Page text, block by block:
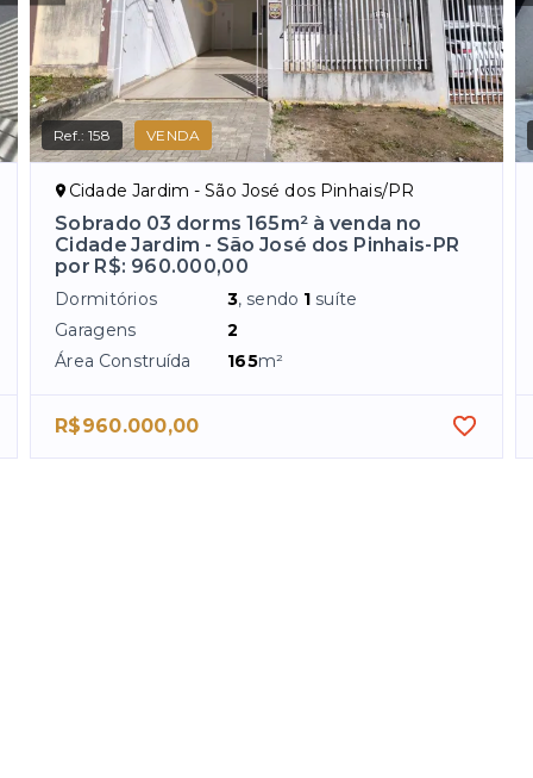
Ref.:158 VENDA
Cidade Jardim - São José dos Pinhais/PR
Sobrado 03 dorms 165m² à venda no
Cidade Jardim - São José dos Pinhais-PR
por R$: 960.000,00
Dormitórios 3, sendo 1 suíte
Garagens
2
Área Construída
165m²
R$960.000,00